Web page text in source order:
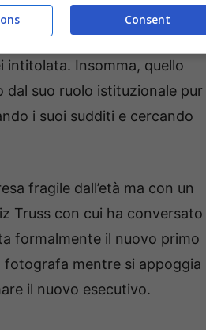
di presenziare alla
prima persona alla cerimonia
intitolata. Insomma, quello
dal suo ruolo istituzionale pur
i suoi sudditi e cercando
fragile dall’età ma con un
Truss con cui ha conversato
formalmente il nuovo primo
fotografa mentre si appoggia
il nuovo esecutivo.
Consent